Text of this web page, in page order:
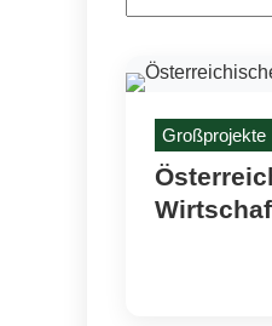
Großprojekte